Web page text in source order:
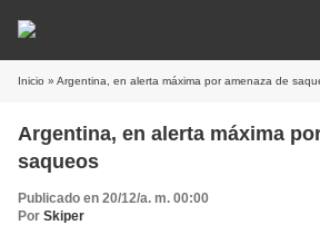
Inicio » Argentina, en alerta máxima por amenaza de
Argentina, en alerta máxima
saqueos
Publicado en 20/12/a. m. 00:00
Por Skiper